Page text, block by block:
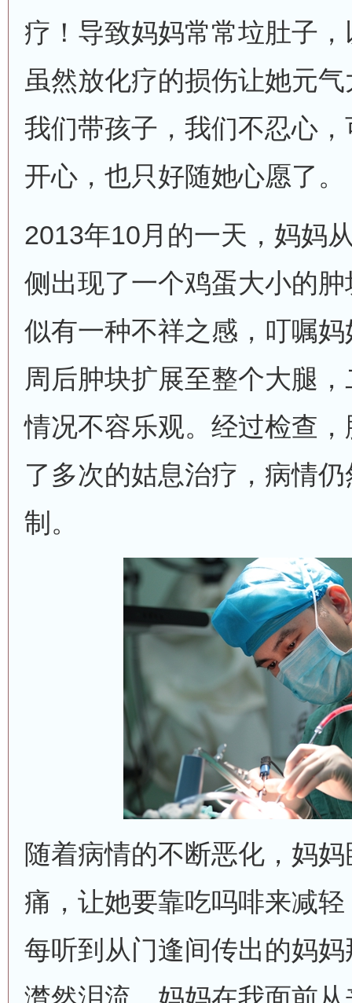
疗！导致妈妈常常垃肚子
虽然放化疗的损伤让她元
我们带孩子，我们不忍心
开心，也只好随她心愿了。
2013年10月的一天，妈妈
侧出现了一个鸡蛋大小的
似有一种不祥之感，叮嘱
周后肿块扩展至整个大腿
情况不容乐观。经过检查
了多次的姑息治疗，病情
制。
随着病情的不断恶化，妈
痛，让她要靠吃吗啡来减
每听到从门逢间传出的妈